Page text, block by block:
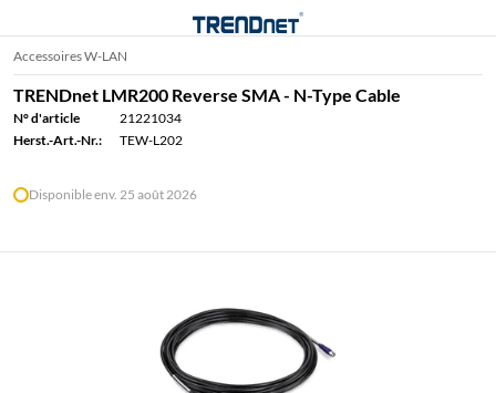
Accessoires W-LAN
TRENDnet LMR200 Reverse SMA - N-Type Cable
N° d'article
21221034
Herst.-Art.-Nr.:
TEW-L202
Disponible env. 25 août 2026